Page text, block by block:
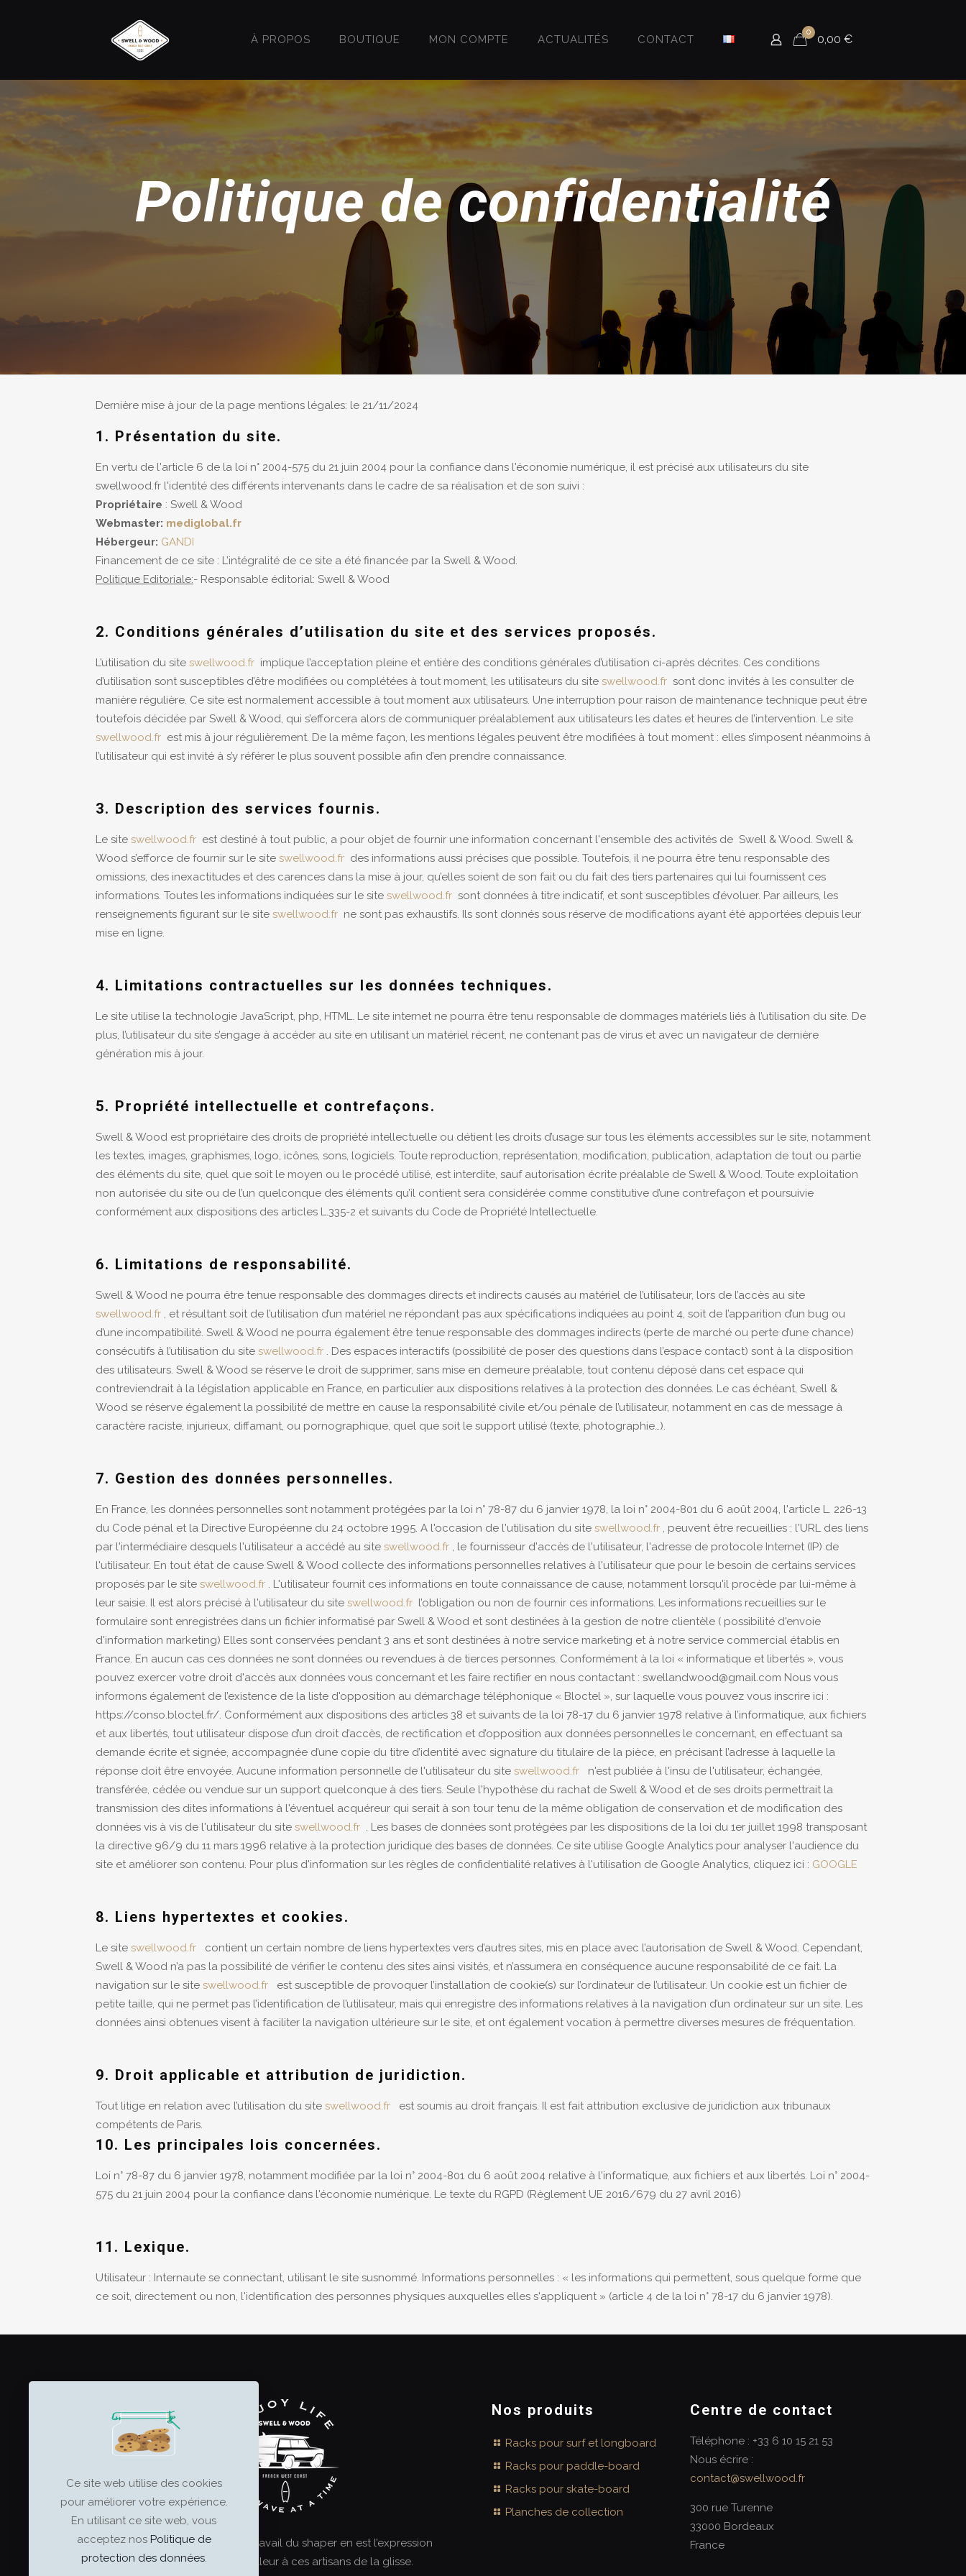
À PROPOS BOUTIQUE MON COMPTE ACTUALITÉS CONTACT
0
0,00 €
Politique de confidentialité
Dernière mise à jour de la page mentions légales: le 21/11/2024
1. Présentation du site.
En vertu de l'article 6 de la loi n° 2004-575 du 21 juin 2004 pour la confiance dans l'économie numérique, il est précisé aux utilisateurs du site
swellwood.fr l'identité des différents intervenants dans le cadre de sa réalisation et de son suivi :
Propriétaire : Swell & Wood
Webmaster: mediglobal.fr
Hébergeur: GANDI
Financement de ce site : L’intégralité de ce site a été financée par la Swell & Wood.
Politique Editoriale:- Responsable éditorial: Swell & Wood
2. Conditions générales d’utilisation du site et des services proposés.
L’utilisation du site swellwood.fr implique l’acceptation pleine et entière des conditions générales d’utilisation ci-après décrites. Ces conditions
d’utilisation sont susceptibles d’être modifiées ou complétées à tout moment, les utilisateurs du site swellwood.fr sont donc invités à les consulter de
manière régulière. Ce site est normalement accessible à tout moment aux utilisateurs. Une interruption pour raison de maintenance technique peut être
toutefois décidée par Swell & Wood, qui s’efforcera alors de communiquer préalablement aux utilisateurs les dates et heures de l’intervention. Le site
swellwood.fr est mis à jour régulièrement. De la même façon, les mentions légales peuvent être modifiées à tout moment : elles s’imposent néanmoins à
l’utilisateur qui est invité à s’y référer le plus souvent possible afin d’en prendre connaissance.
3. Description des services fournis.
Le site swellwood.fr est destiné à tout public, a pour objet de fournir une information concernant l'ensemble des activités de Swell & Wood. Swell &
Wood s’efforce de fournir sur le site swellwood.fr des informations aussi précises que possible. Toutefois, il ne pourra être tenu responsable des
omissions, des inexactitudes et des carences dans la mise à jour, qu’elles soient de son fait ou du fait des tiers partenaires qui lui fournissent ces
informations. Toutes les informations indiquées sur le site swellwood.fr sont données à titre indicatif, et sont susceptibles d’évoluer. Par ailleurs, les
renseignements figurant sur le site swellwood.fr ne sont pas exhaustifs. Ils sont donnés sous réserve de modifications ayant été apportées depuis leur
mise en ligne.
4. Limitations contractuelles sur les données techniques.
Le site utilise la technologie JavaScript, php, HTML. Le site internet ne pourra être tenu responsable de dommages matériels liés à l’utilisation du site. De
plus, l’utilisateur du site s’engage à accéder au site en utilisant un matériel récent, ne contenant pas de virus et avec un navigateur de dernière
génération mis à jour.
5. Propriété intellectuelle et contrefaçons.
Swell & Wood est propriétaire des droits de propriété intellectuelle ou détient les droits d’usage sur tous les éléments accessibles sur le site, notamment
les textes, images, graphismes, logo, icônes, sons, logiciels. Toute reproduction, représentation, modification, publication, adaptation de tout ou partie
des éléments du site, quel que soit le moyen ou le procédé utilisé, est interdite, sauf autorisation écrite préalable de Swell & Wood. Toute exploitation
non autorisée du site ou de l’un quelconque des éléments qu’il contient sera considérée comme constitutive d’une contrefaçon et poursuivie
conformément aux dispositions des articles L.335-2 et suivants du Code de Propriété Intellectuelle.
6. Limitations de responsabilité.
Swell & Wood ne pourra être tenue responsable des dommages directs et indirects causés au matériel de l’utilisateur, lors de l’accès au site
swellwood.fr , et résultant soit de l’utilisation d’un matériel ne répondant pas aux spécifications indiquées au point 4, soit de l’apparition d’un bug ou
d’une incompatibilité. Swell & Wood ne pourra également être tenue responsable des dommages indirects (perte de marché ou perte d’une chance)
consécutifs à l’utilisation du site swellwood.fr . Des espaces interactifs (possibilité de poser des questions dans l’espace contact) sont à la disposition
des utilisateurs. Swell & Wood se réserve le droit de supprimer, sans mise en demeure préalable, tout contenu déposé dans cet espace qui
contreviendrait à la législation applicable en France, en particulier aux dispositions relatives à la protection des données. Le cas échéant, Swell &
Wood se réserve également la possibilité de mettre en cause la responsabilité civile et/ou pénale de l’utilisateur, notamment en cas de message à
caractère raciste, injurieux, diffamant, ou pornographique, quel que soit le support utilisé (texte, photographie…).
7. Gestion des données personnelles.
En France, les données personnelles sont notamment protégées par la loi n° 78-87 du 6 janvier 1978, la loi n° 2004-801 du 6 août 2004, l'article L. 226-13
du Code pénal et la Directive Européenne du 24 octobre 1995. A l'occasion de l'utilisation du site swellwood.fr , peuvent être recueillies : l'URL des liens
par l'intermédiaire desquels l'utilisateur a accédé au site swellwood.fr , le fournisseur d'accès de l'utilisateur, l'adresse de protocole Internet (IP) de
l'utilisateur. En tout état de cause Swell & Wood collecte des informations personnelles relatives à l'utilisateur que pour le besoin de certains services
proposés par le site swellwood.fr . L'utilisateur fournit ces informations en toute connaissance de cause, notamment lorsqu'il procède par lui-même à
leur saisie. Il est alors précisé à l'utilisateur du site swellwood.fr l’obligation ou non de fournir ces informations. Les informations recueillies sur le
formulaire sont enregistrées dans un fichier informatisé par Swell & Wood et sont destinées à la gestion de notre clientèle ( possibilité d'envoie
d'information marketing) Elles sont conservées pendant 3 ans et sont destinées à notre service marketing et à notre service commercial établis en
France. En aucun cas ces données ne sont données ou revendues à de tierces personnes. Conformément à la loi « informatique et libertés », vous
pouvez exercer votre droit d'accès aux données vous concernant et les faire rectifier en nous contactant : swellandwood@gmail.com Nous vous
informons également de l’existence de la liste d'opposition au démarchage téléphonique « Bloctel », sur laquelle vous pouvez vous inscrire ici :
https://conso.bloctel.fr/. Conformément aux dispositions des articles 38 et suivants de la loi 78-17 du 6 janvier 1978 relative à l’informatique, aux fichiers
et aux libertés, tout utilisateur dispose d’un droit d’accès, de rectification et d’opposition aux données personnelles le concernant, en effectuant sa
demande écrite et signée, accompagnée d’une copie du titre d’identité avec signature du titulaire de la pièce, en précisant l’adresse à laquelle la
réponse doit être envoyée. Aucune information personnelle de l'utilisateur du site swellwood.fr n'est publiée à l'insu de l'utilisateur, échangée,
transférée, cédée ou vendue sur un support quelconque à des tiers. Seule l'hypothèse du rachat de Swell & Wood et de ses droits permettrait la
transmission des dites informations à l'éventuel acquéreur qui serait à son tour tenu de la même obligation de conservation et de modification des
données vis à vis de l'utilisateur du site swellwood.fr . Les bases de données sont protégées par les dispositions de la loi du 1er juillet 1998 transposant
la directive 96/9 du 11 mars 1996 relative à la protection juridique des bases de données. Ce site utilise Google Analytics pour analyser l'audience du
site et améliorer son contenu. Pour plus d'information sur les règles de confidentialité relatives à l'utilisation de Google Analytics, cliquez ici : GOOGLE
8. Liens hypertextes et cookies.
Le site swellwood.fr contient un certain nombre de liens hypertextes vers d’autres sites, mis en place avec l’autorisation de Swell & Wood. Cependant,
Swell & Wood n’a pas la possibilité de vérifier le contenu des sites ainsi visités, et n’assumera en conséquence aucune responsabilité de ce fait. La
navigation sur le site swellwood.fr est susceptible de provoquer l’installation de cookie(s) sur l’ordinateur de l’utilisateur. Un cookie est un fichier de
petite taille, qui ne permet pas l’identification de l’utilisateur, mais qui enregistre des informations relatives à la navigation d’un ordinateur sur un site. Les
données ainsi obtenues visent à faciliter la navigation ultérieure sur le site, et ont également vocation à permettre diverses mesures de fréquentation.
9. Droit applicable et attribution de juridiction.
Tout litige en relation avec l’utilisation du site swellwood.fr est soumis au droit français. Il est fait attribution exclusive de juridiction aux tribunaux
compétents de Paris.
10. Les principales lois concernées.
Loi n° 78-87 du 6 janvier 1978, notamment modifiée par la loi n° 2004-801 du 6 août 2004 relative à l'informatique, aux fichiers et aux libertés. Loi n° 2004-
575 du 21 juin 2004 pour la confiance dans l'économie numérique. Le texte du RGPD (Règlement UE 2016/679 du 27 avril 2016)
11. Lexique.
Utilisateur : Internaute se connectant, utilisant le site susnommé. Informations personnelles : « les informations qui permettent, sous quelque forme que
ce soit, directement ou non, l'identification des personnes physiques auxquelles elles s'appliquent » (article 4 de la loi n° 78-17 du 6 janvier 1978).
Le surf est un art, et le travail du shaper en est l’expression
ultime. Offrez le meilleur à ces artisans de la glisse.
Nos produits
Racks pour surf et longboard
Racks pour paddle-board
Racks pour skate-board
Planches de collection
Centre de contact
Téléphone : +33 6 10 15 21 53
Nous écrire :
contact@swellwood.fr
300 rue Turenne
33000 Bordeaux
France
Ce site web utilise des cookies
pour améliorer votre expérience.
En utilisant ce site web, vous
acceptez nos Politique de
protection des données.